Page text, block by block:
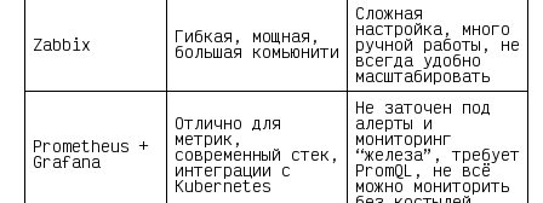
Zabbix Гибкая, мощная,
большая комьюнити
Сложная
настройка, много
ручной работы, не
всегда удобно
масштабировать
Prometheus +
Grafana
Отлично для
метрик,
современный стек,
интеграции с
Kubernetes
Не заточен под
алерты и
мониторинг
“железа”, требует
PromQL, не всё
можно мониторить